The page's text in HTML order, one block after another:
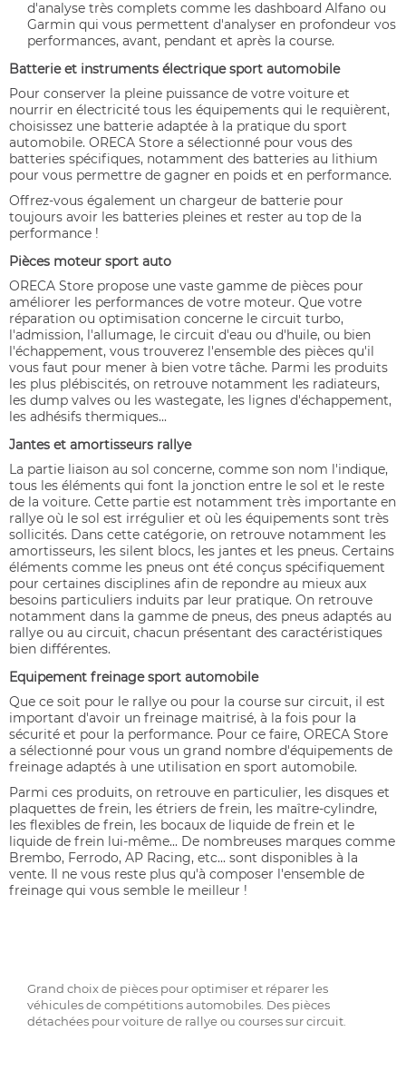
d'analyse très complets comme les dashboard Alfano ou
Garmin qui vous permettent d'analyser en profondeur vos
performances, avant, pendant et après la course.
Batterie et instruments électrique sport automobile
Pour conserver la pleine puissance de votre voiture et
nourrir en électricité tous les équipements qui le requièrent,
choisissez une batterie adaptée à la pratique du sport
automobile. ORECA Store a sélectionné pour vous des
batteries spécifiques, notamment des batteries au lithium
pour vous permettre de gagner en poids et en performance.
Offrez-vous également un chargeur de batterie pour
toujours avoir les batteries pleines et rester au top de la
performance !
Pièces moteur sport auto
ORECA Store propose une vaste gamme de pièces pour
améliorer les performances de votre moteur. Que votre
réparation ou optimisation concerne le circuit turbo,
l'admission, l'allumage, le circuit d'eau ou d'huile, ou bien
l'échappement, vous trouverez l'ensemble des pièces qu'il
vous faut pour mener à bien votre tâche. Parmi les produits
les plus plébiscités, on retrouve notamment les radiateurs,
les dump valves ou les wastegate, les lignes d'échappement,
les adhésifs thermiques...
Jantes et amortisseurs rallye
La partie liaison au sol concerne, comme son nom l'indique,
tous les éléments qui font la jonction entre le sol et le reste
de la voiture. Cette partie est notamment très importante en
rallye où le sol est irrégulier et où les équipements sont très
sollicités. Dans cette catégorie, on retrouve notamment les
amortisseurs, les silent blocs, les jantes et les pneus. Certains
éléments comme les pneus ont été conçus spécifiquement
pour certaines disciplines afin de repondre au mieux aux
besoins particuliers induits par leur pratique. On retrouve
notamment dans la gamme de pneus, des pneus adaptés au
rallye ou au circuit, chacun présentant des caractéristiques
bien différentes.
Equipement freinage sport automobile
Que ce soit pour le rallye ou pour la course sur circuit, il est
important d'avoir un freinage maitrisé, à la fois pour la
sécurité et pour la performance. Pour ce faire, ORECA Store
a sélectionné pour vous un grand nombre d'équipements de
freinage adaptés à une utilisation en sport automobile.
Parmi ces produits, on retrouve en particulier, les disques et
plaquettes de frein, les étriers de frein, les maître-cylindre,
les flexibles de frein, les bocaux de liquide de frein et le
liquide de frein lui-même... De nombreuses marques comme
Brembo, Ferrodo, AP Racing, etc... sont disponibles à la
vente. Il ne vous reste plus qu'à composer l'ensemble de
freinage qui vous semble le meilleur !
Grand choix de pièces pour optimiser et réparer les
véhicules de compétitions automobiles. Des pièces
détachées pour voiture de rallye ou courses sur circuit.